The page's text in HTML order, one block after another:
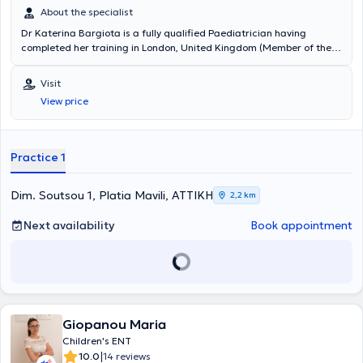
About the specialist
Dr Katerina Bargiota is a fully qualified Paediatrician having
completed her training in London, United Kingdom (Member of the
Completion of Training). She gained her clinical experience working
in multiple London hospitals (North Central London Rotation) for 18
years. In addition to general paediatrics and neonatology, she
specialised in Pediatric Gastroenterology, Food Allergy and
Hospital in London UK. Since 2023, she maintains a private practice
Visit
View price
Practice 1
Dim. Soutsou 1, Platia Mavili, ΑΤΤΙΚΗ 2,2 km
Next availability Book appointment
Giopanou Maria
Children's ENT
10.0|14 reviews